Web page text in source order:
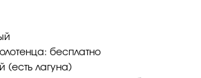
бесплатно
(есть лагуна)